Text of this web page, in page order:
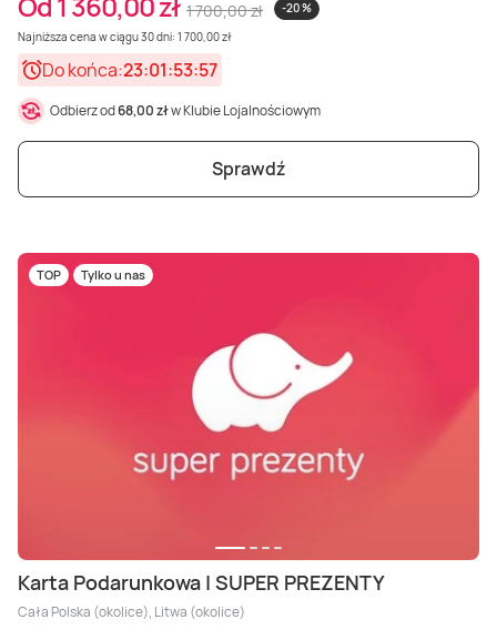
1 700,00 zł
-20 %
Najniższa cena w ciągu 30 dni: 1 700,00 zł
Do końca:23:01:53:56
Odbierz od68,00 złw Klubie Lojalnościowym
Sprawdź
TOP Tylko u nas
Karta Podarunkowa | SUPER PREZENTY
Cała Polska (okolice), Litwa (okolice)